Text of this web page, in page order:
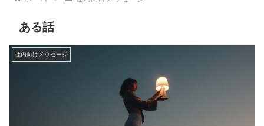
ある話
社内向けメッセージ